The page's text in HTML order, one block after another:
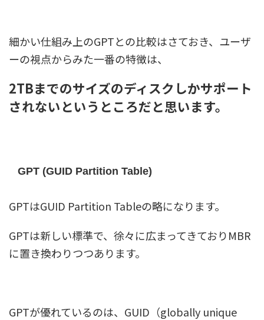
細かい仕組み上のGPTとの比較はさておき、ユーザ
ーの視点からみた一番の特徴は、
2TBまでのサイズのディスクしかサポート
されないというところだと思います。
GPT (GUID Partition Table)
GPTはGUID Partition Tableの略になります。
GPTは新しい標準で、徐々に広まってきておりMBR
に置き換わりつつあります。
GPTが優れているのは、GUID（globally unique